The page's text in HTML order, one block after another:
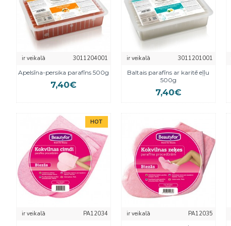
ir veikalā
3011204001
Apelsīna-persika parafīns 500g
7,40€
ir veikalā
3011201001
Baltais parafīns ar karitē eļļu
500g
7,40€
HOT
ir veikalā
PA12034
ir veikalā
PA12035